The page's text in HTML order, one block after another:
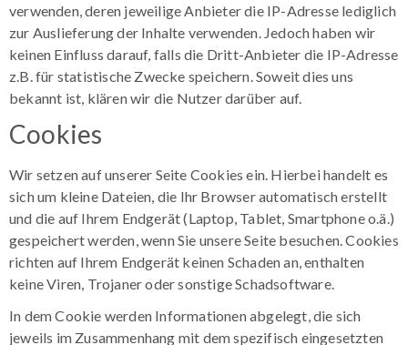
verwenden, deren jeweilige Anbieter die IP-Adresse lediglich
zur Auslieferung der Inhalte verwenden. Jedoch haben wir
keinen Einfluss darauf, falls die Dritt-Anbieter die IP-Adresse
z.B. für statistische Zwecke speichern. Soweit dies uns
bekannt ist, klären wir die Nutzer darüber auf.
Cookies
Wir setzen auf unserer Seite Cookies ein. Hierbei handelt es
sich um kleine Dateien, die Ihr Browser automatisch erstellt
und die auf Ihrem Endgerät (Laptop, Tablet, Smartphone o.ä.)
gespeichert werden, wenn Sie unsere Seite besuchen. Cookies
richten auf Ihrem Endgerät keinen Schaden an, enthalten
keine Viren, Trojaner oder sonstige Schadsoftware.
In dem Cookie werden Informationen abgelegt, die sich
jeweils im Zusammenhang mit dem spezifisch eingesetzten